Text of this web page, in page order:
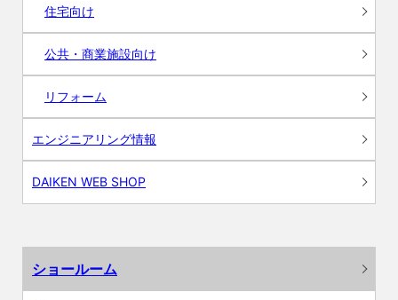
住宅向け
公共・商業施設向け
リフォーム
エンジニアリング情報
DAIKEN WEB SHOP
ショールーム